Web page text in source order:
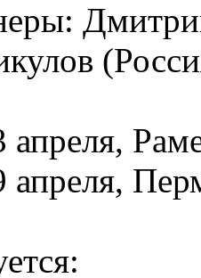
апреля,